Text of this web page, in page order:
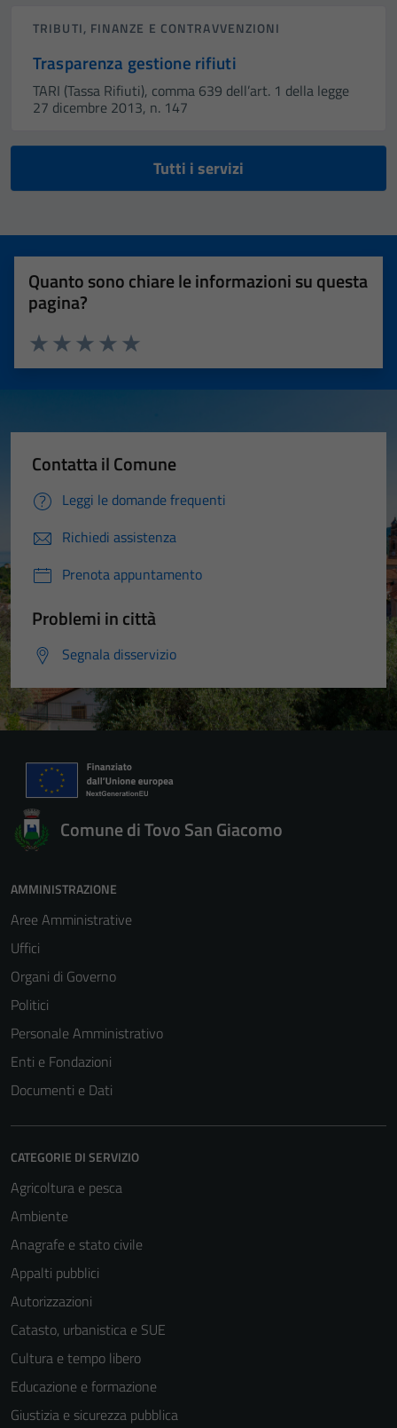
TRIBUTI, FINANZE E CONTRAVVENZIONI
Trasparenza gestione rifiuti
TARI (Tassa Rifiuti), comma 639 dell’art. 1 della legge
27 dicembre 2013, n. 147
Tutti i servizi
Quanto sono chiare le informazioni su questa
pagina?
Valuta 5 stelle su 5
Valuta 4 stelle su 5
Valuta 3 stelle su 5
Valuta 2 stelle su 5
Valuta 1 stelle su 5
Contatta il Comune
Leggi le domande frequenti
Richiedi assistenza
Prenota appuntamento
Problemi in città
Segnala disservizio
Comune di Tovo San Giacomo
AMMINISTRAZIONE
Aree Amministrative
Uffici
Organi di Governo
Politici
Personale Amministrativo
Enti e Fondazioni
Documenti e Dati
CATEGORIE DI SERVIZIO
Agricoltura e pesca
Ambiente
Anagrafe e stato civile
Appalti pubblici
Autorizzazioni
Catasto, urbanistica e SUE
Cultura e tempo libero
Educazione e formazione
Giustizia e sicurezza pubblica